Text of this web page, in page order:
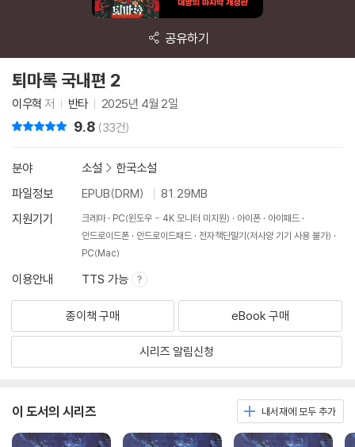
공유하기
퇴마록 국내편 2
이우혁 저 반타 2025년 4월 2일
9.8 (33건)
분야 소설 > 한국소설
파일정보
EPUB(DRM)
81.29MB
지원기기
크레마 PC(윈도우 - 4K 모니터 미지원) 아이폰
아이패드
안드로이드폰
안드로이드패드
전자책단말기(저사양 기기 사용 불가)
PC(Mac)
이용안내 TTS 가능
종이책 구매 eBook 구매
시리즈 알림신청
이 도서의 시리즈 내서재에 모두 추가